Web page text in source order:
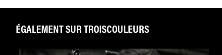
ÉGALEMENT SUR TROISCOULEURS